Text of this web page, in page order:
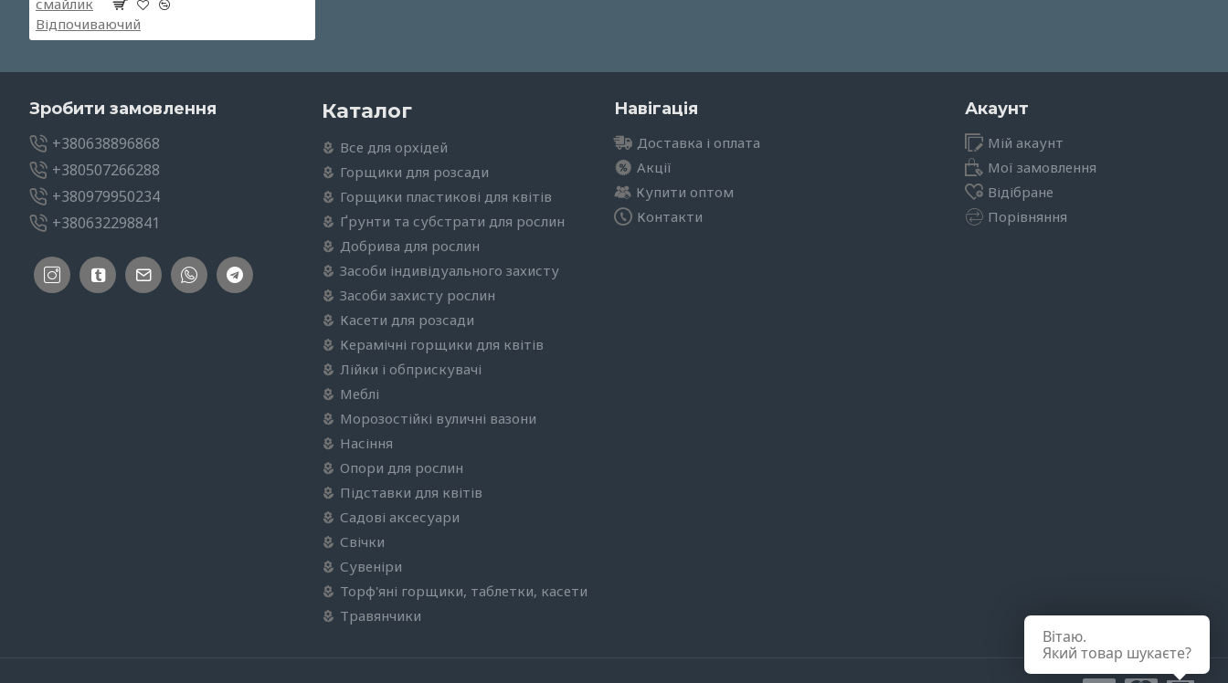
Зробити замовлення
+380638896868
+380507266288
+380979950234
+380632298841
Каталог
Все для орхідей
Горщики для розсади
Горщики пластикові для квітів
Ґрунти та субстрати для рослин
Добрива для рослин
Засоби індивідуального захисту
Засоби захисту рослин
Касети для розсади
Керамічні горщики для квітів
Лійки і обприскувачі
Меблі
Морозостійкі вуличні вазони
Насіння
Опори для рослин
Підставки для квітів
Садові аксесуари
Свічки
Сувеніри
Торф'яні горщики, таблетки, касети
Травянчики
Навігація
Доставка і оплата
Акції
Купити оптом
Контакти
Акаунт
Мій акаунт
Мої замовлення
Відібране
Порівняння
Вітаю.
Який товар шукаєте?